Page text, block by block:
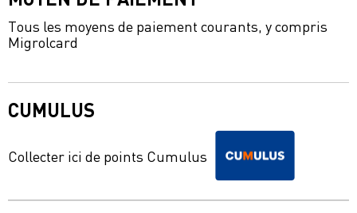
Tous les moyens de paiement courants, y compris
Migrolcard
CUMULUS
Collecter ici de points Cumulus